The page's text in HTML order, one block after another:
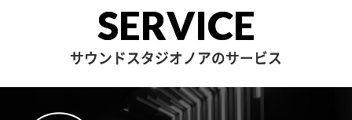
SERVICE
サウンドスタジオノアのサービス